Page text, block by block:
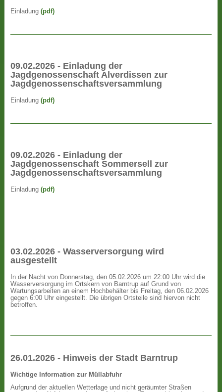
Einladung(pdf)
09.02.2026 - Einladung der
Jagdgenossenschaft Alverdissen zur
Jagdgenossenschaftsversammlung
Einladung(pdf)
09.02.2026 - Einladung der
Jagdgenossenschaft Sommersell zur
Jagdgenossenschaftsversammlung
Einladung(pdf)
03.02.2026 - Wasserversorgung wird
ausgestellt
In der Nacht von Donnerstag, den 05.02.2026 um 22:00 Uhr wird die
Wasserversorgung im Ortskern von Barntrup auf Grund von
Wartungsarbeiten an einem Hochbehälter bis Freitag, den 06.02.2026
gegen 6:00 Uhr eingestellt. Die übrigen Ortsteile sind hiervon nicht
betroffen.
26.01.2026 - Hinweis der Stadt Barntrup
Wichtige Information zur Müllabfuhr
Aufgrund der aktuellen Wetterlage und nicht geräumter Straßen